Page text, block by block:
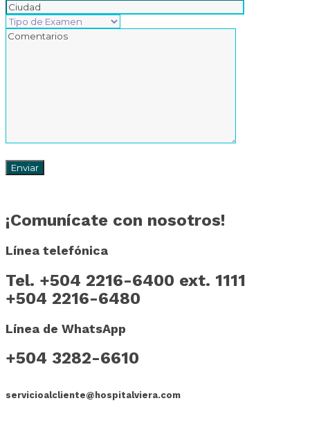
¡Comunícate con nosotros!
Línea telefónica
Tel. +504 2216-6400 ext. 1111
+504 2216-6480
Línea de WhatsApp
+504 3282-6610
servicioalcliente@hospitalviera.com